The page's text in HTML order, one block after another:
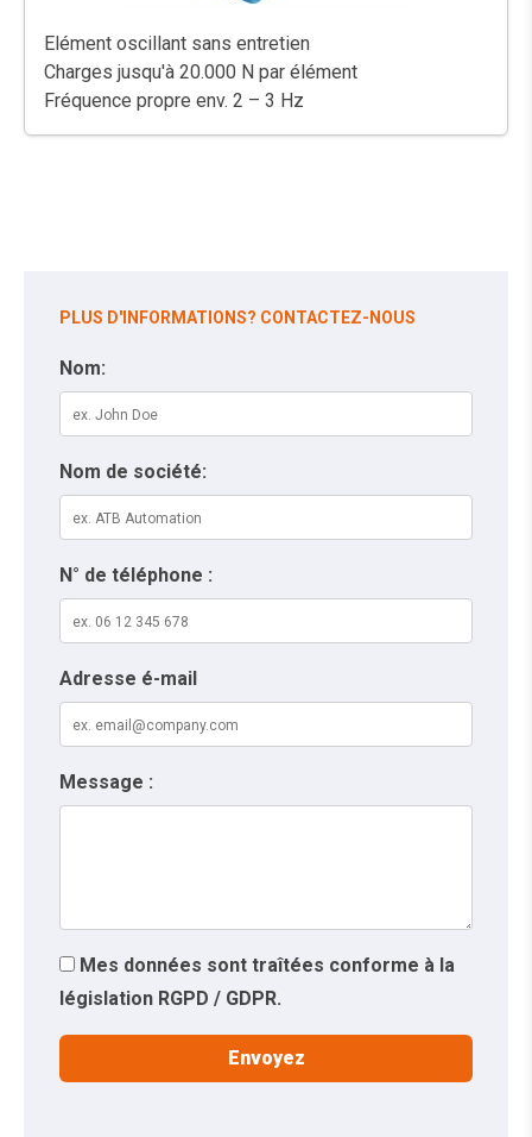
Elément oscillant sans entretien
Charges jusqu'à 20.000 N par élément
Fréquence propre env. 2 – 3 Hz
PLUS D'INFORMATIONS? CONTACTEZ-NOUS
Nom:
Nom de société:
N° de téléphone :
Adresse é-mail
Message :
Mes données sont traîtées conforme à la
législation RGPD / GDPR.